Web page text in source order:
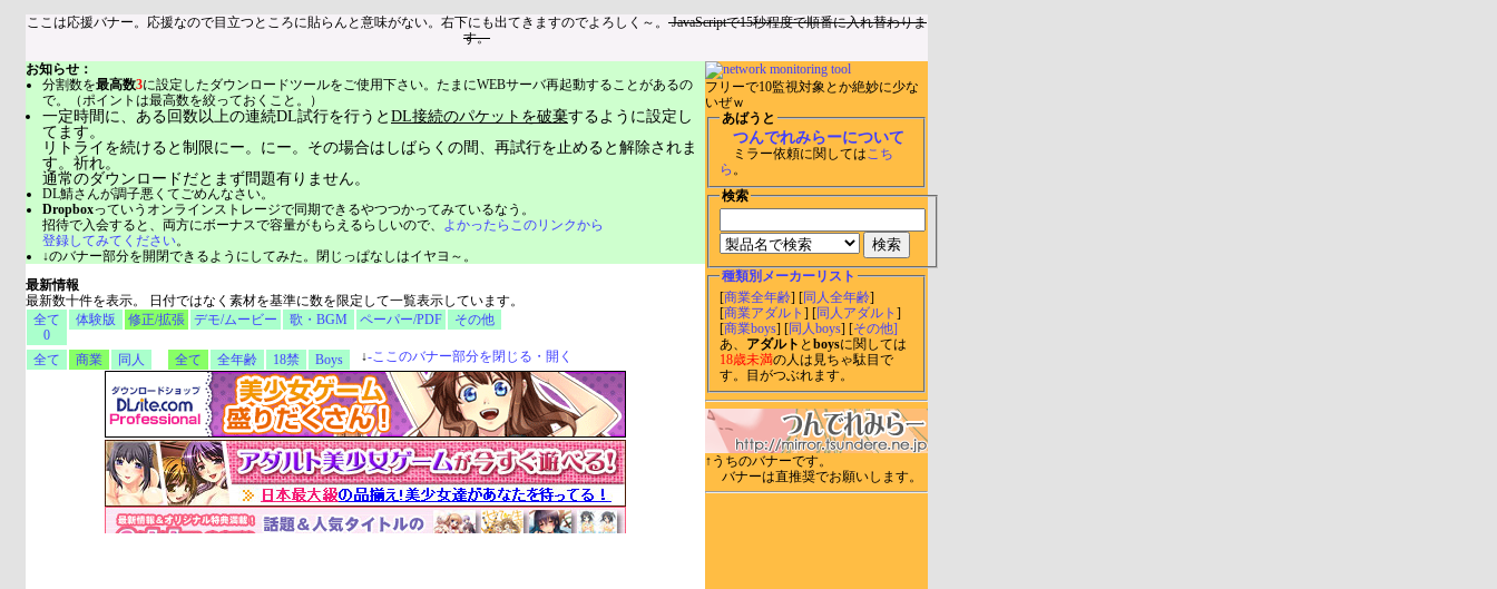
ここは応援バナー。応援なので目立つところに貼らんと意味がない。右下にも出てきますのでよろしく～。 JavaScriptで15秒程度で順番に入れ替わりま
す。
フリーで10監視対象とか絶妙に少な
いぜｗ
あばうと
つんでれみらーについて
ミラー依頼に関してはこち
ら 。
検索
種類別メーカーリスト
[商業全年齢 ] [同人全年齢]
[商業アダルト ] [同人アダルト ]
[商業boys] [同人boys ] [その他]
あ、 アダルト とboysに関しては
18歳未満の人は見ちゃ駄目で
す。目がつぶれます。
↑うちのバナーです。
バナーは直推奨でお願いします。
お知らせ：
分割数を最高数3に設定したダウンロードツールをご使用下さい。たまにWEBサーバ再起動することがあるの
で。（ポイントは最高数を絞っておくこと。）
一定時間に、ある回数以上の連続DL試行を行うとDL接続のパケットを破棄するように設定し
てます。
リトライを続けると制限にー。にー。その場合はしばらくの間、再試行を止めると解除されま
す。祈れ。
通常のダウンロードだとまず問題有りません。
DL鯖さんが調子悪くてごめんなさい。
Dropboxっていうオンラインストレージで同期できるやつつかってみているなう。
招待で入会すると、両方にボーナスで容量がもらえるらしいので、 よかったらこのリンクから
登録してみてください。
↓のバナー部分を開閉できるようにしてみた。閉じっぱなしはイヤヨ～。
最新情報
最新数十件を表示。 日付ではなく素材を基準に数を限定して一覧表示しています。
全て
0
体験版 修正/拡張 デモ/ムービー 歌・BGM ペーパー/PDF その他
全て 商業 同人 全て 全年齢 18禁 Boys ↓-ここのバナー部分を閉じる・開く